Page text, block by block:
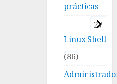
prácticas
27
Linux Shell
86